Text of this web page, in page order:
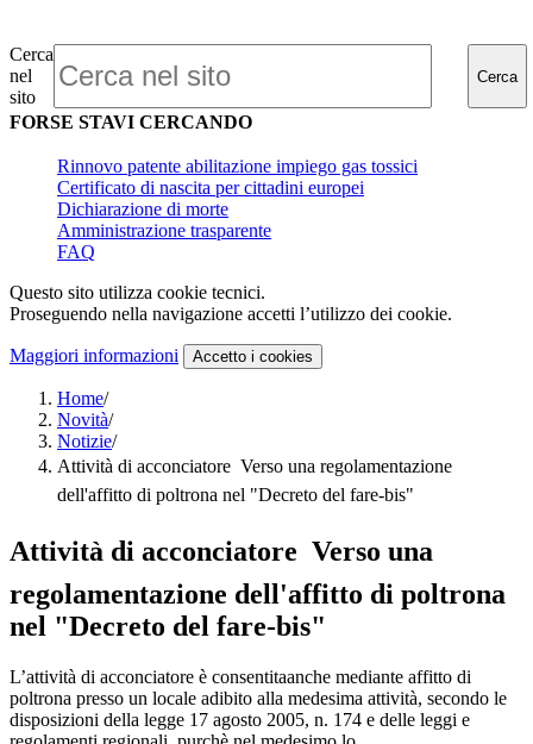
Cerca
nel
sito
Cerca
FORSE STAVI CERCANDO
Rinnovo patente abilitazione impiego gas tossici
Certificato di nascita per cittadini europei
Dichiarazione di morte
Amministrazione trasparente
FAQ
Questo sito utilizza cookie tecnici.
Proseguendo nella navigazione accetti l’utilizzo dei cookie.
Maggiori informazioni Accetto i cookies
Home/
Novità/
Notizie/
Attività di acconciatore  Verso una regolamentazione
dell'affitto di poltrona nel "Decreto del fare-bis"
Attività di acconciatore  Verso una
regolamentazione dell'affitto di poltrona
nel "Decreto del fare-bis"
L’attività di acconciatore è consentitaanche mediante affitto di
poltrona presso un locale adibito alla medesima attività, secondo le
disposizioni della legge 17 agosto 2005, n. 174 e delle leggi e